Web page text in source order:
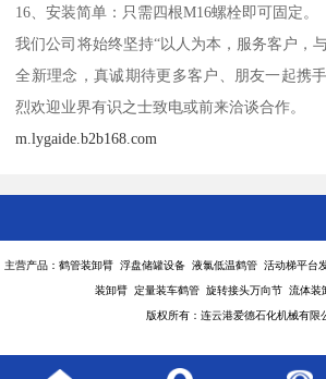
16、安装简单：只需四根M16螺栓即可固定。
我们公司将始终坚持“以人为本，服务客户，
全新理念，真诚期待更多客户、朋友一起携
烈欢迎业界有识之士致电或前来洽谈合作。
m.lygaide.b2b168.com
主营产品：鹤管装卸臂 浮盘储罐设备 液氯低温鹤管 活动梯平台
装卸臂 定量装车鹤管 旋转接头万向节 流体装
版权所有：连云港爱德石化机械有限